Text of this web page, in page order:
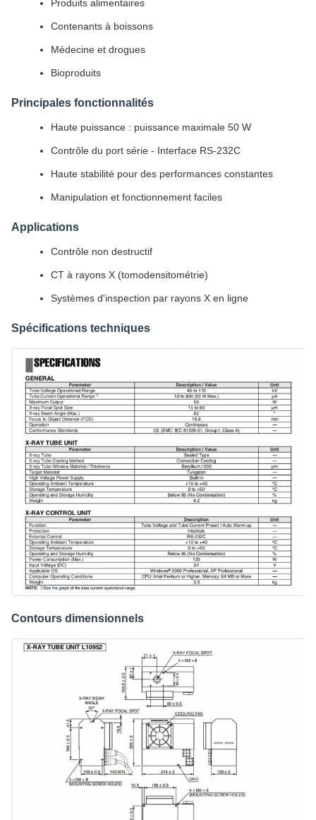
Produits alimentaires
Contenants à boissons
Médecine et drogues
Bioproduits
Principales fonctionnalités
Haute puissance : puissance maximale 50 W
Contrôle du port série - Interface RS-232C
Haute stabilité pour des performances constantes
Manipulation et fonctionnement faciles
Applications
Contrôle non destructif
CT à rayons X (tomodensitométrie)
Systèmes d'inspection par rayons X en ligne
Spécifications techniques
Contours dimensionnels